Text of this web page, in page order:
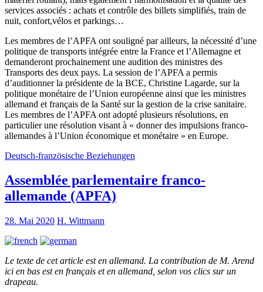
services associés : achats et contrôle des billets simplifiés, train de
nuit, confort,vélos et parkings…
Les membres de l’APFA ont souligné par ailleurs, la nécessité d’une
politique de transports intégrée entre la France et l’Allemagne et
demanderont prochainement une audition des ministres des
Transports des deux pays. La session de l’APFA a permis
d’auditionner la présidente de la BCE, Christine Lagarde, sur la
politique monétaire de l’Union européenne ainsi que les ministres
allemand et français de la Santé sur la gestion de la crise sanitaire.
Les membres de l’APFA ont adopté plusieurs résolutions, en
particulier une résolution visant à « donner des impulsions franco-
allemandes à l’Union économique et monétaire » en Europe.
Deutsch-französische Beziehungen
Assemblée parlementaire franco-
allemande (APFA)
28. Mai 2020 H. Wittmann
Le texte de cet article est en allemand. La contribution de M. Arend
ici en bas est en français et en allemand, selon vos clics sur un
drapeau.